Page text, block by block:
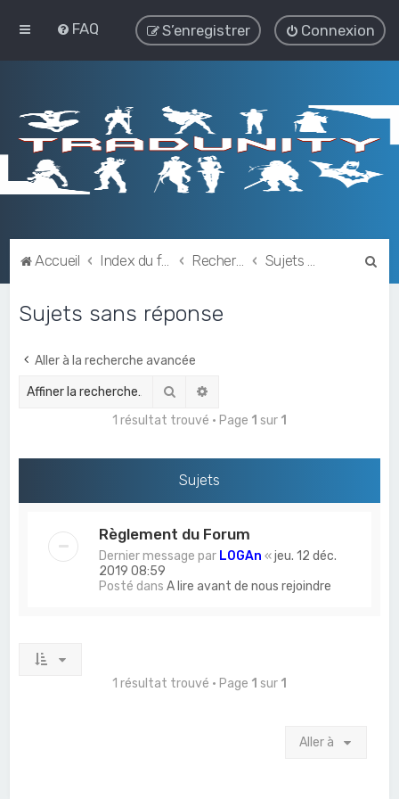
FAQ Connexion
S’enregistrer
Accueil Index du forum Rechercher Sujets sans réponse
e
Sujets sans réponse
Aller à la recherche avancée
Rechercher
1 résultat trouvé • Page 1 sur 1
Sujets
Règlement du Forum
Dernier message par L0GAn «jeu. 12 déc.
2019 08:59
Posté dansA lire avant de nous rejoindre
1 résultat trouvé • Page 1 sur 1
Aller à